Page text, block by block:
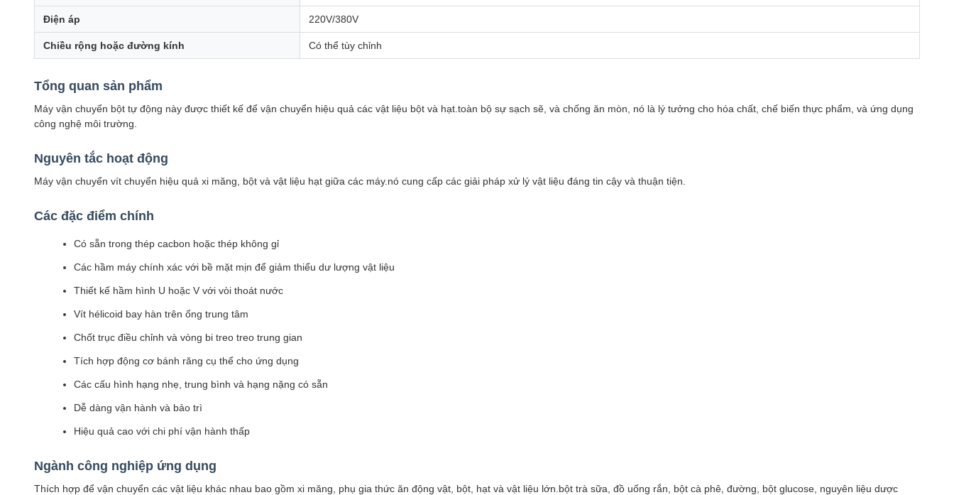
Điện áp 220V/380V
Chiều rộng hoặc đường kính Có thể tùy chỉnh
Tổng quan sản phẩm
Máy vận chuyển bột tự động này được thiết kế để vận chuyển hiệu quả các vật liệu bột và hạt.toàn bộ sự sạch sẽ, và chống ăn mòn, nó là lý tưởng cho hóa chất, chế biến thực phẩm, và ứng dụng
công nghệ môi trường.
Nguyên tắc hoạt động
Máy vận chuyển vít chuyển hiệu quả xi măng, bột và vật liệu hạt giữa các máy.nó cung cấp các giải pháp xử lý vật liệu đáng tin cậy và thuận tiện.
Các đặc điểm chính
Có sẵn trong thép cacbon hoặc thép không gỉ
Các hầm máy chính xác với bề mặt mịn để giảm thiểu dư lượng vật liệu
Thiết kế hầm hình U hoặc V với vòi thoát nước
Vít hélicoid bay hàn trên ống trung tâm
Chốt trục điều chỉnh và vòng bi treo treo trung gian
Tích hợp động cơ bánh răng cụ thể cho ứng dụng
Các cấu hình hạng nhẹ, trung bình và hạng nặng có sẵn
Dễ dàng vận hành và bảo trì
Hiệu quả cao với chi phí vận hành thấp
Ngành công nghiệp ứng dụng
Thích hợp để vận chuyển các vật liệu khác nhau bao gồm xi măng, phụ gia thức ăn động vật, bột, hạt và vật liệu lớn.bột trà sữa, đồ uống rắn, bột cà phê, đường, bột glucose, nguyên liệu dược